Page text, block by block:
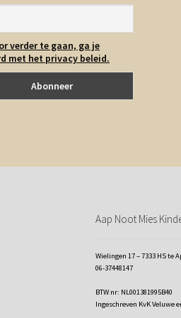
verder te gaan, ga je
met het privacy beleid.
Aap Noot Mies
Wielingen 17 – 7333 HS te
06-37448147
BTW nr: NL001381995B40
Ingeschreven KvK Veluwe